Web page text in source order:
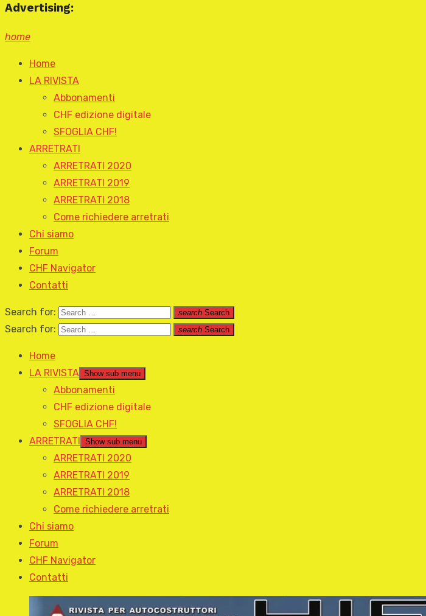
Advertising:
home
Home
LA RIVISTA
Abbonamenti
CHF edizione digitale
SFOGLIA CHF!
ARRETRATI
ARRETRATI 2020
ARRETRATI 2019
ARRETRATI 2018
Come richiedere arretrati
Chi siamo
Forum
CHF Navigator
Contatti
Search for: search Search
Search for: search Search
Home
LA RIVISTA Show sub menu
Abbonamenti
CHF edizione digitale
SFOGLIA CHF!
ARRETRATI
Show sub menu
ARRETRATI 2020
ARRETRATI 2019
ARRETRATI 2018
Come richiedere arretrati
Chi siamo
Forum
CHF Navigator
Contatti